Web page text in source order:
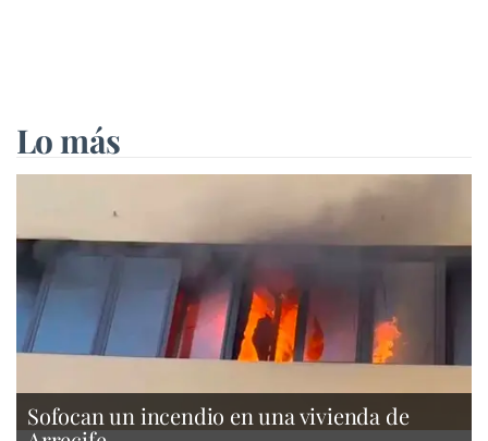
Lo más
Sofocan un incendio en una vivienda de